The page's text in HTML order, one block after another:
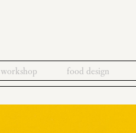
workshop food design